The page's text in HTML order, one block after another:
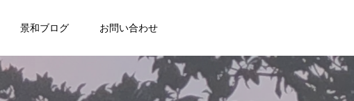
景和ブログ お問い合わせ